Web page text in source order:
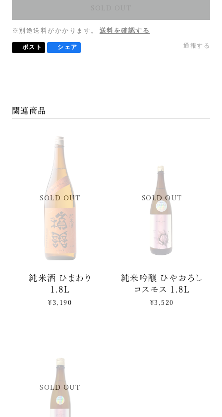
※別途送料がかかります。 送料を確認する
ポスト シェア 通報する
関連商品
SOLD OUT
純米酒 ひまわり
1.8L
¥3,190
SOLD OUT
純米吟醸 ひやおろし
コスモス 1.8L
¥3,520
SOLD OUT